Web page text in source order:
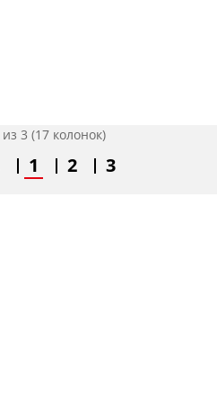
3 (17 колонок)
1 2 3